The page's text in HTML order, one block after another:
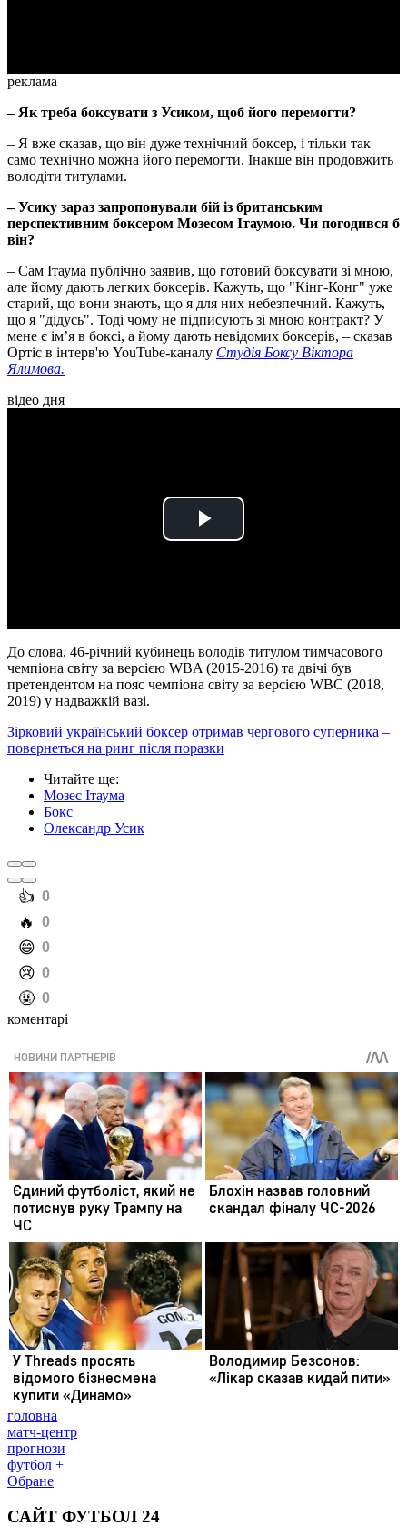
реклама
– Як треба боксувати з Усиком, щоб його перемогти?
– Я вже сказав, що він дуже технічний боксер, і тільки так
само технічно можна його перемогти. Інакше він продовжить
володіти титулами.
– Усику зараз запропонували бій із британським
перспективним боксером Мозесом Ітаумою. Чи погодився б
він?
– Сам Ітаума публічно заявив, що готовий боксувати зі мною,
але йому дають легких боксерів. Кажуть, що "Кінг-Конг" уже
старий, що вони знають, що я для них небезпечний. Кажуть,
що я "дідусь". Тоді чому не підписують зі мною контракт? У
мене є ім’я в боксі, а йому дають невідомих боксерів, – сказав
Ортіс в інтерв'ю YouTube-каналу Студія Боксу Віктора
Ялимова.
відео дня
Play
До слова, 46-річний кубинець володів титулом тимчасового
чемпіона світу за версією WBA (2015-2016) та двічі був
претендентом на пояс чемпіона світу за версією WBC (2018,
2019) у надважкій вазі.
Зірковий український боксер отримав чергового суперника –
повернеться на ринг після поразки
Читайте ще:
Мозес Ітаума
Бокс
Олександр Усик
️👍 0
️🔥 0
️😄 0
️😢 0
️🤬 0
коментарі
головна
матч-центр
прогнози
футбол +
Обране
САЙТ ФУТБОЛ 24